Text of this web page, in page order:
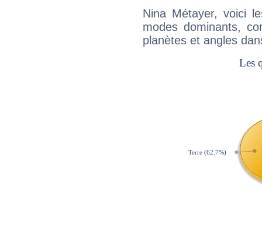
Nina Métayer, voici
modes dominants,
planètes et angles